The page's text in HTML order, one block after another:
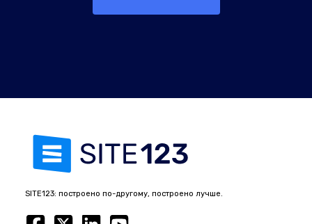
SITE123: построено по-другому, построено лучше.